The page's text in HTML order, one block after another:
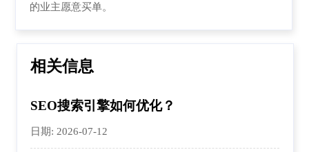
的业主愿意买单。
相关信息
SEO搜索引擎如何优化？
日期: 2026-07-12